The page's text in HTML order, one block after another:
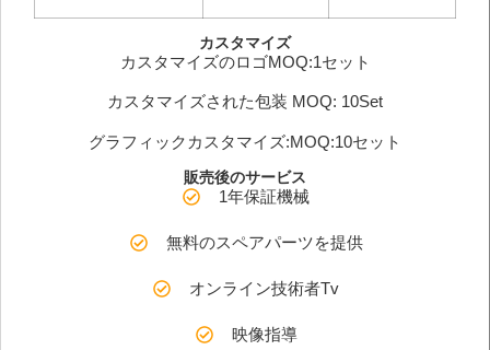
カスタマイズ
カスタマイズのロゴMOQ:1セット
カスタマイズされた包装 MOQ: 10Set
グラフィックカスタマイズ:MOQ:10セット
販売後のサービス
1年保証機械
無料のスペアパーツを提供
オンライン技術者Tv
映像指導